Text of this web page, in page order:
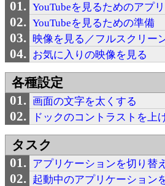
YouTubeを見るためのアプ
YouTubeを見るための準備
映像を見る／フルスクリー
お気に入りの映像を見る
各種設定
画面の文字を太くする
ドックのコントラストを上
タスク
アプリケーションを切り替
起動中のアプリケーション